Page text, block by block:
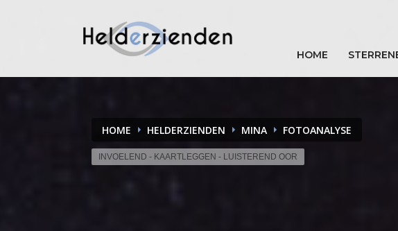
HOME
HOME HELDERZIENDEN MINA FOTOANALYSE
INVOELEND - KAARTLEGGEN - LUISTEREND OOR